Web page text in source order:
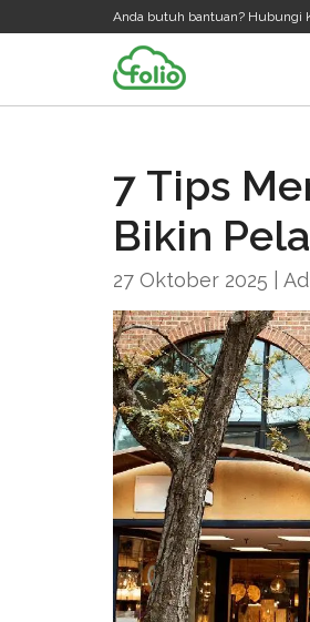
Anda butuh bantuan? Hubungi
7 Tips
Bikin
27 Oktober 2025 |